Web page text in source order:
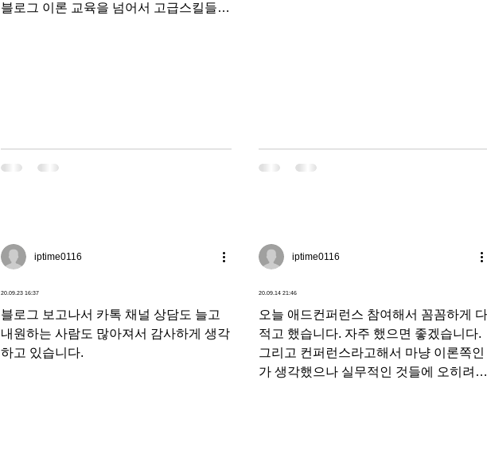
블로그 이론 교육을 넘어서 고급스킬들까
iptime0116
20.09.23 16:37
블로그 보고나서 카톡 채널 상담도 늘고
내원하는 사람도 많아져서 감사하게 생각
하고 있습니다.
iptime0116
20.09.14 21:46
오늘 애드컨퍼런스 참여해서 꼼꼼하게 다
적고 했습니다. 자주 했으면 좋겠습니다.
그리고 컨퍼런스라고해서 마냥 이론쪽인
가 생각했으나 실무적인 것들에 오히려